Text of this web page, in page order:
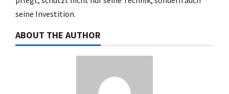
seine Investition.
ABOUT THE AUTHOR